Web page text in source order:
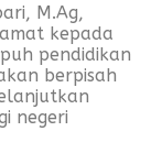
M.Ag,
kepada
pendidikan
berpisah
negeri